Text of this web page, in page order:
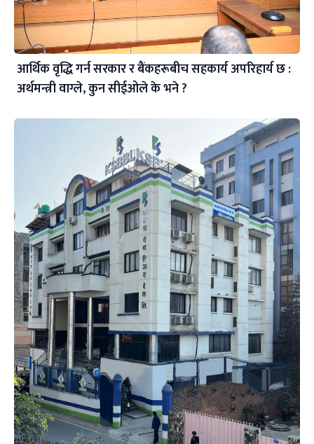
आर्थिक वृद्धि गर्न सरकार र बैंकहरूबीच सहकार्य अपरिहार्य छ :
अर्थमन्त्री वाग्ले, कुन सीईओले के भने ?